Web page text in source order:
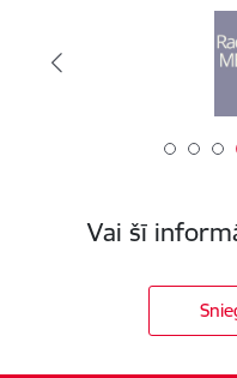
Vai šī